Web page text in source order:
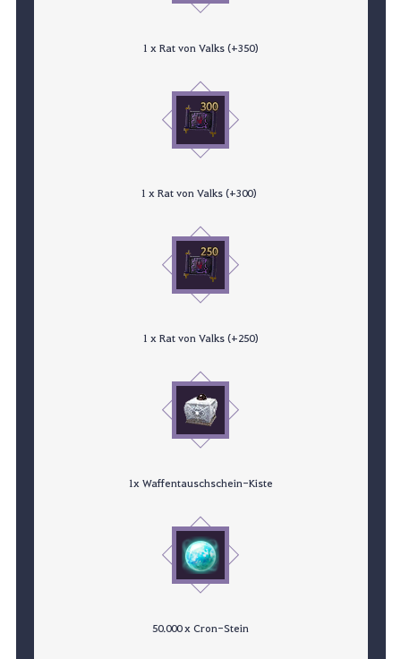
1 x Rat von Valks (+350)
1 x Rat von Valks (+300)
1 x Rat von Valks (+250)
1x Waffentauschschein-Kiste
50.000 x Cron-Stein